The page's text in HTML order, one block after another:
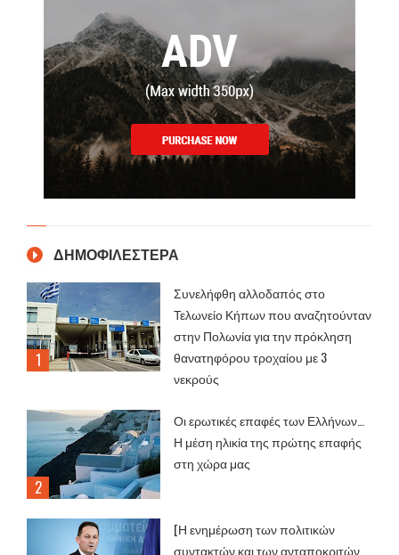
ΔΗΜΟΦΙΛΕΣΤΕΡΑ
Συνελήφθη αλλοδαπός στο
Τελωνείο Κήπων που αναζητούνταν
στην Πολωνία για την πρόκληση
θανατηφόρου τροχαίου με 3
νεκρούς
Οι ερωτικές επαφές των Ελλήνων…
Η μέση ηλικία της πρώτης επαφής
στη χώρα μας
[Η ενημέρωση των πολιτικών
συντακτών και των ανταποκριτών